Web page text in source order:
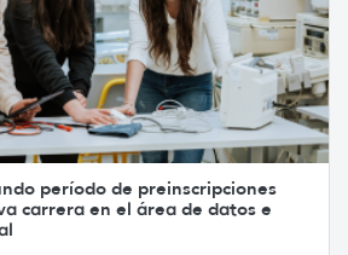
período de preinscripciones
carrera en el área de datos e